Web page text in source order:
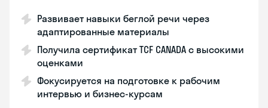
Развивает навыки беглой речи через
адаптированные материалы
Получила сертификат TCF CANADA с высокими
оценками
Фокусируется на подготовке к рабочим
интервью и бизнес-курсам